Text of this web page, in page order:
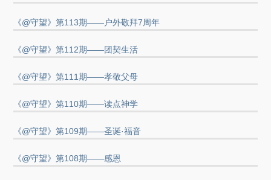
《@守望》第113期——户外敬拜7周年
《@守望》第112期——团契生活
《@守望》第111期——孝敬父母
《@守望》第110期——读点神学
《@守望》第109期——圣诞·福音
《@守望》第108期——感恩